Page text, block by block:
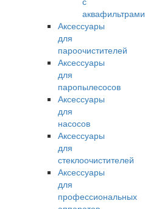
аквафильтрами
Аксессуары
для
пароочистителей
Аксессуары
для
паропылесосов
Аксессуары
для
насосов
Аксессуары
для
стеклоочистителей
Аксессуары
для
профессиональных